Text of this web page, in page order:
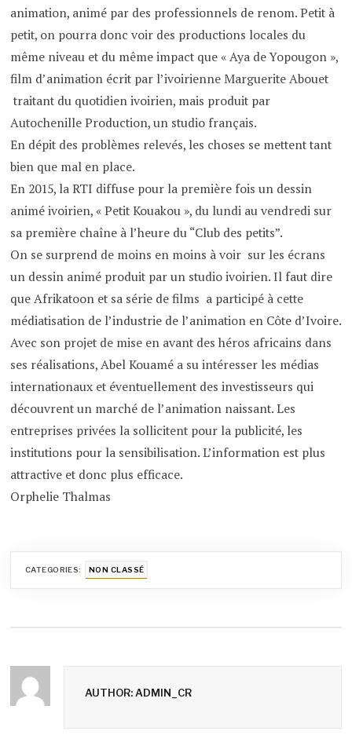
animation, animé par des professionnels de renom. Petit à
petit, on pourra donc voir des productions locales du
même niveau et du même impact que « Aya de Yopougon »,
film d’animation écrit par l’ivoirienne Marguerite Abouet
traitant du quotidien ivoirien, mais produit par
Autochenille Production, un studio français.
En dépit des problèmes relevés, les choses se mettent tant
bien que mal en place.
En 2015, la RTI diffuse pour la première fois un dessin
animé ivoirien, « Petit Kouakou », du lundi au vendredi sur
sa première chaîne à l’heure du “Club des petits”.
On se surprend de moins en moins à voir sur les écrans
un dessin animé produit par un studio ivoirien. Il faut dire
que Afrikatoon et sa série de films a participé à cette
médiatisation de l’industrie de l’animation en Côte d’Ivoire.
Avec son projet de mise en avant des héros africains dans
ses réalisations, Abel Kouamé a su intéresser les médias
internationaux et éventuellement des investisseurs qui
découvrent un marché de l’animation naissant. Les
entreprises privées la sollicitent pour la publicité, les
institutions pour la sensibilisation. L’information est plus
attractive et donc plus efficace.
Orphelie Thalmas
CATEGORIES: NON CLASSÉ
AUTHOR: ADMIN_CR